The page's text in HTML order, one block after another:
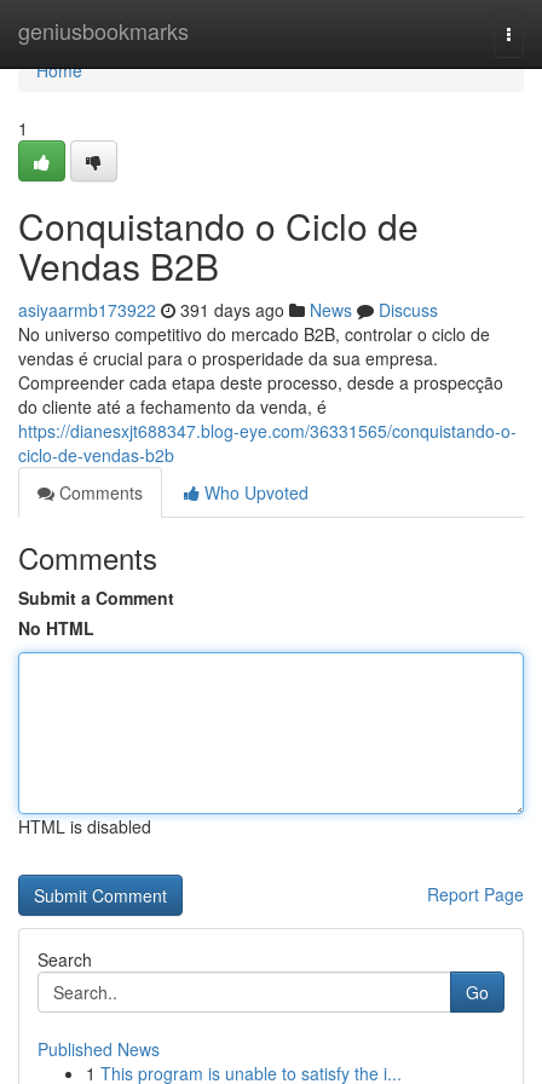
geniusbookmarks
Home
Home
1
Conquistando o Ciclo de
Vendas B2B
asiyaarmb173922 391 days ago News
Discuss
No universo competitivo do mercado B2B, controlar o ciclo de
vendas é crucial para o prosperidade da sua empresa.
Compreender cada etapa deste processo, desde a prospecção
do cliente até a fechamento da venda, é
https://dianesxjt688347.blog-eye.com/36331565/conquistando-o-
ciclo-de-vendas-b2b
Comments
Who Upvoted
Comments
Submit a Comment
No HTML
HTML is disabled
Report Page
Search
Go
Published News
1 This program is unable to satisfy the i...